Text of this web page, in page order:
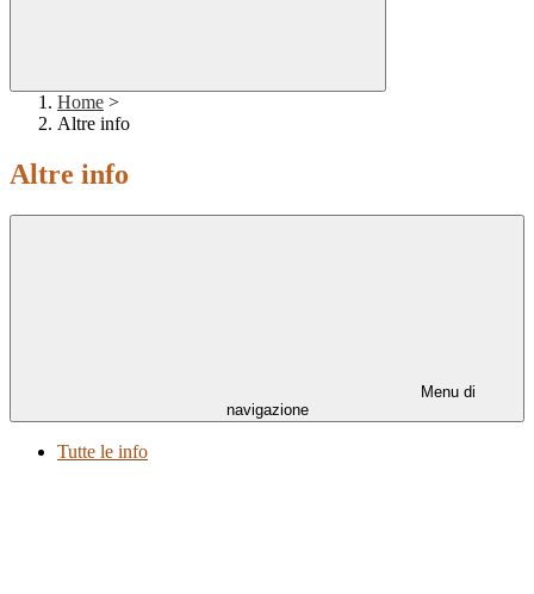
Home >
Altre info
Altre info
Menu di
navigazione
Tutte le info